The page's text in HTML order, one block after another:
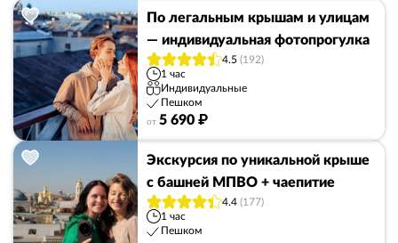
По легальным крышам и улицам
— индивидуальная фотопрогулка
4.5 (192)
1 час
Индивидуальные
Пешком
от 5 690 ₽
Экскурсия по уникальной крыше
с башней МПВО + чаепитие
4.4 (177)
1 час
Пешком